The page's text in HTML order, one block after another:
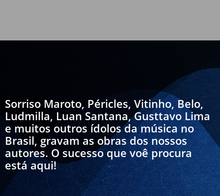
Sorriso Maroto, Péricles, Vitinho, Belo,
Ludmilla, Luan Santana, Gusttavo Lima
e muitos outros ídolos da música no
Brasil, gravam as obras dos nossos
autores. O sucesso que voê procura
está aqui!